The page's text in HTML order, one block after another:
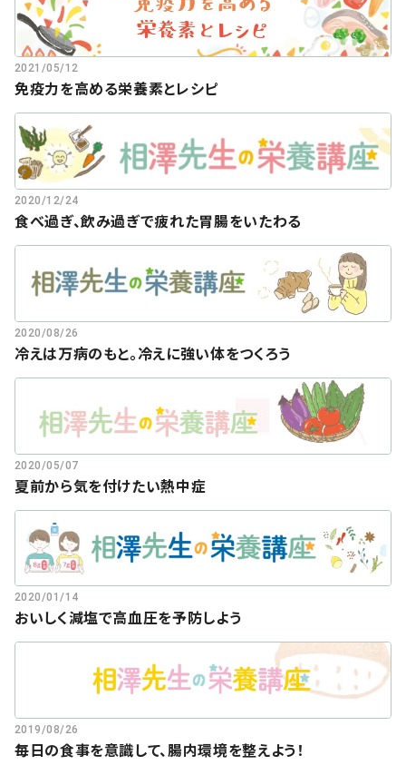
2021/05/12
免疫力を高める栄養素とレシピ
2020/12/24
食べ過ぎ、飲み過ぎで疲れた胃腸をいたわる
2020/08/26
冷えは万病のもと。冷えに強い体をつくろう
2020/05/07
夏前から気を付けたい熱中症
2020/01/14
おいしく減塩で高血圧を予防しよう
2019/08/26
毎日の食事を意識して、腸内環境を整えよう！